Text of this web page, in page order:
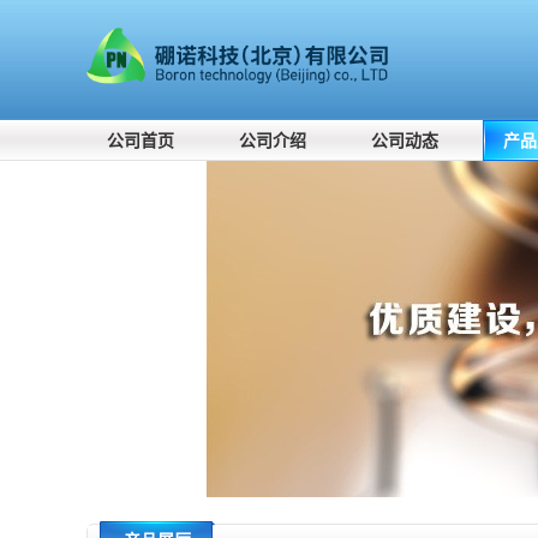
公司首页 公司介绍 公司动态 产